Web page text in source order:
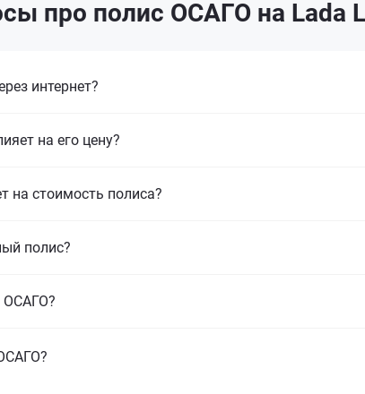
про полис ОСАГО на Lada
интернет?
на его цену?
на стоимость полиса?
полис?
ОСАГО?